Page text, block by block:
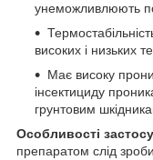
унеможливлюють
високих і низьких
Має високу
інсектициду
грунтовим
Особливості
препаратом слід